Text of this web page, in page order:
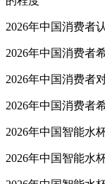
2026年中国消费者
2026年中国消费者
2026年中国消费者
2026年中国消费者
2026年中国智能水
2026年中国智能水